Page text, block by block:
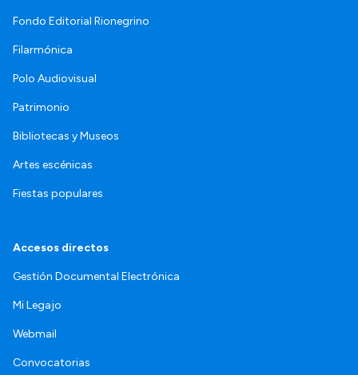
Fondo Editorial Rionegrino
Filarmónica
Polo Audiovisual
Patrimonio
Bibliotecas y Museos
Artes escénicas
Fiestas populares
Accesos directos
Gestión Documental Electrónica
Mi Legajo
Webmail
Convocatorias